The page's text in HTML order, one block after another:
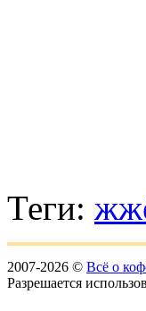
Теги:
2007-2026 © Всё о
Разрешается